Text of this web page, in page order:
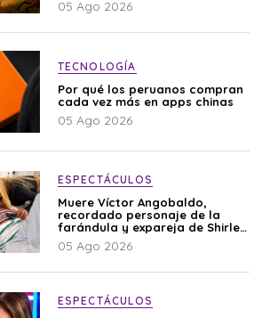
05 Ago 2026
TECNOLOGÍA
Por qué los peruanos compran
cada vez más en apps chinas
05 Ago 2026
ESPECTÁCULOS
Muere Víctor Angobaldo,
recordado personaje de la
farándula y expareja de Shirley
Cherres
05 Ago 2026
ESPECTÁCULOS